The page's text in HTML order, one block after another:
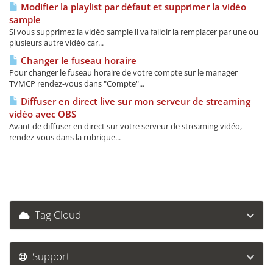
Modifier la playlist par défaut et supprimer la vidéo
sample
Si vous supprimez la vidéo sample il va falloir la remplacer par une ou
plusieurs autre vidéo car...
Changer le fuseau horaire
Pour changer le fuseau horaire de votre compte sur le manager
TVMCP rendez-vous dans "Compte"...
Diffuser en direct live sur mon serveur de streaming
vidéo avec OBS
Avant de diffuser en direct sur votre serveur de streaming vidéo,
rendez-vous dans la rubrique...
Tag Cloud
Support